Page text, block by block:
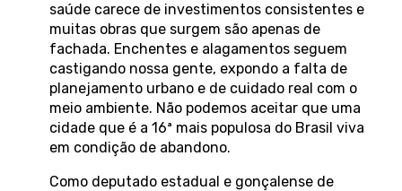
saúde carece de investimentos consistentes e
muitas obras que surgem são apenas de
fachada. Enchentes e alagamentos seguem
castigando nossa gente, expondo a falta de
planejamento urbano e de cuidado real com o
meio ambiente. Não podemos aceitar que uma
cidade que é a 16ª mais populosa do Brasil viva
em condição de abandono.
Como deputado estadual e gonçalense de